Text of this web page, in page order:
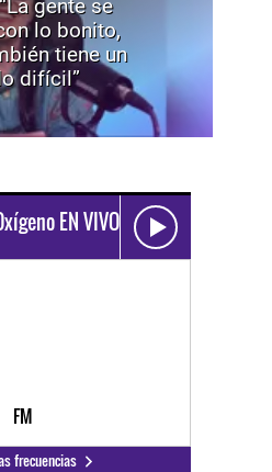
gente se
lo bonito,
tiene un
difícil”
EN VIVO
FM
frecuencias